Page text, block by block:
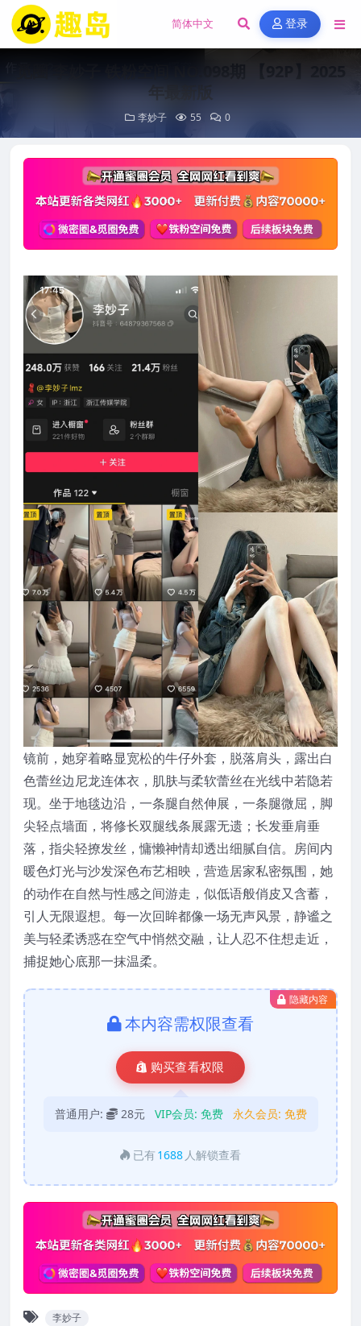
登录
觅圈 李妙子 铁粉空间 NO.098期 【92P】2025
年最新版
李妙子 55 0
镜前，她穿着略显宽松的牛仔外套，脱落肩头，露出白
色蕾丝边尼龙连体衣，肌肤与柔软蕾丝在光线中若隐若
现。坐于地毯边沿，一条腿自然伸展，一条腿微屈，脚
尖轻点墙面，将修长双腿线条展露无遗；长发垂肩垂
落，指尖轻撩发丝，慵懒神情却透出细腻自信。房间内
暖色灯光与沙发深色布艺相映，营造居家私密氛围，她
的动作在自然与性感之间游走，似低语般俏皮又含蓄，
引人无限遐想。每一次回眸都像一场无声风景，静谧之
美与轻柔诱惑在空气中悄然交融，让人忍不住想走近，
捕捉她心底那一抹温柔。
隐藏内容
本内容需权限查看
购买查看权限
普通用户: 28元 VIP会员: 免费 永久会员: 免费
已有 1688 人解锁查看
李妙子